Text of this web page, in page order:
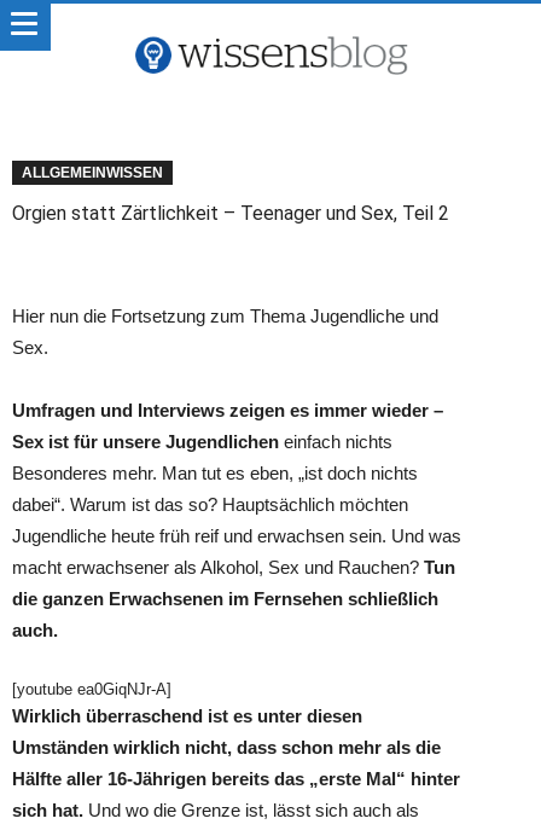
ALLGEMEINWISSEN
Orgien statt Zärtlichkeit – Teenager und Sex, Teil 2
Hier nun die Fortsetzung zum Thema Jugendliche und
Sex.
Umfragen und Interviews zeigen es immer wieder –
Sex ist für unsere Jugendlichen einfach nichts
Besonderes mehr. Man tut es eben, „ist doch nichts
dabei“. Warum ist das so? Hauptsächlich möchten
Jugendliche heute früh reif und erwachsen sein. Und was
macht erwachsener als Alkohol, Sex und Rauchen? Tun
die ganzen Erwachsenen im Fernsehen schließlich
auch.
[youtube ea0GiqNJr-A]
Wirklich überraschend ist es unter diesen
Umständen wirklich nicht, dass schon mehr als die
Hälfte aller 16-Jährigen bereits das „erste Mal“ hinter
sich hat. Und wo die Grenze ist, lässt sich auch als